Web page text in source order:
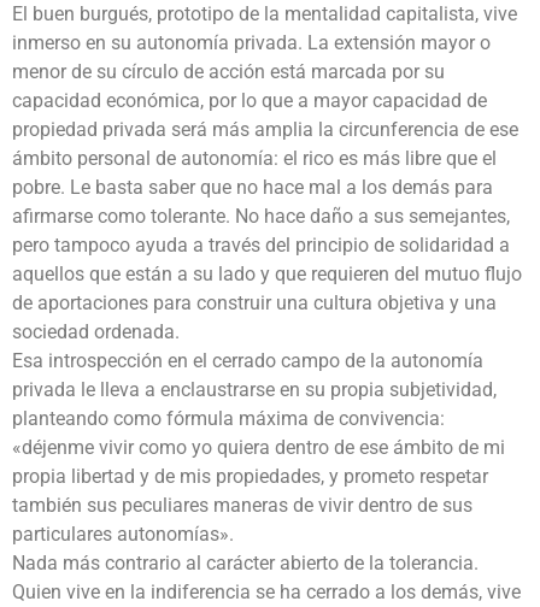
El buen burgués, prototipo de la mentalidad capitalista, vive
inmerso en su autonomía privada. La extensión mayor o
menor de su círculo de acción está marcada por su
capacidad económica, por lo que a mayor capacidad de
propiedad privada será más amplia la circunferencia de ese
ámbito personal de autonomía: el rico es más libre que el
pobre. Le basta saber que no hace mal a los demás para
afirmarse como tolerante. No hace daño a sus semejantes,
pero tampoco ayuda a través del principio de solidaridad a
aquellos que están a su lado y que requieren del mutuo flujo
de aportaciones para construir una cultura objetiva y una
sociedad ordenada.
Esa introspección en el cerrado campo de la autonomía
privada le lleva a enclaustrarse en su propia subjetividad,
planteando como fórmula máxima de convivencia:
«déjenme vivir como yo quiera dentro de ese ámbito de mi
propia libertad y de mis propiedades, y prometo respetar
también sus peculiares maneras de vivir dentro de sus
particulares autonomías».
Nada más contrario al carácter abierto de la tolerancia.
Quien vive en la indiferencia se ha cerrado a los demás, vive